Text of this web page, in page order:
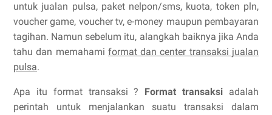
untuk jualan pulsa, paket nelpon/sms, kuota, token pln,
voucher game, voucher tv, e-money maupun pembayaran
tagihan. Namun sebelum itu, alangkah baiknya jika Anda
tahu dan memahami format dan center transaksi jualan
pulsa.
Apa itu format transaksi ? Format transaksi adalah
perintah untuk menjalankan suatu transaksi dalam